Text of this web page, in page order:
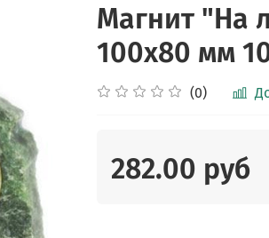
Магнит "На
100х80 мм
(0)
282.00 руб